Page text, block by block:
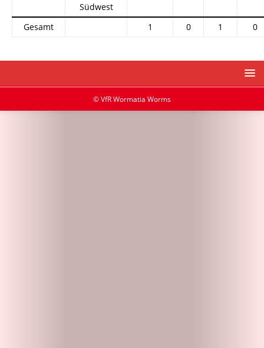
Südwest
Gesamt 1 0 1 0
© VfR Wormatia Worms